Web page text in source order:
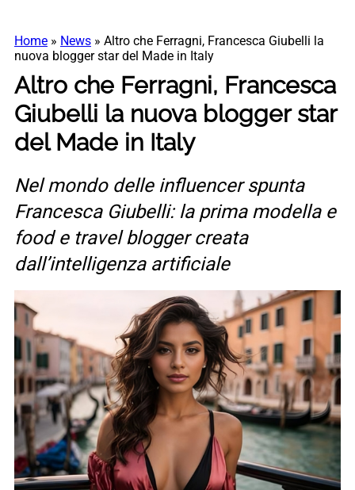
Home » News » Altro che Ferragni, Francesca Giubelli la
nuova blogger star del Made in Italy
Altro che Ferragni, Francesca
Giubelli la nuova blogger star
del Made in Italy
Nel mondo delle influencer spunta
Francesca Giubelli: la prima modella e
food e travel blogger creata
dall’intelligenza artificiale